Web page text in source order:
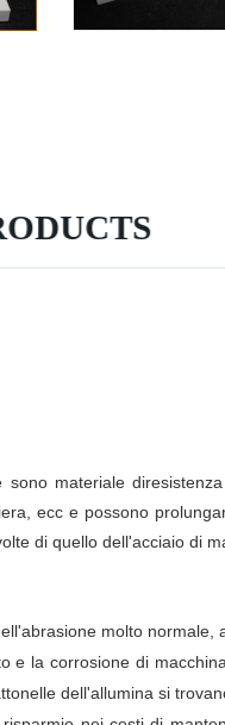
materiale
ecc e possono
di quello dell'acciaio di
molto
la corrosione di
dell'allumina si